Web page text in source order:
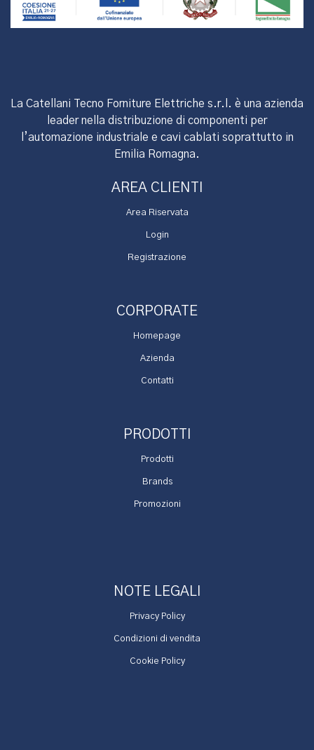
La Catellani Tecno Forniture Elettriche s.r.l. è una azienda
leader nella distribuzione di componenti per
l’automazione industriale e cavi cablati soprattutto in
Emilia Romagna.
AREA CLIENTI
Area Riservata
Login
Registrazione
CORPORATE
Homepage
Azienda
Contatti
PRODOTTI
Prodotti
Brands
Promozioni
NOTE LEGALI
Privacy Policy
Condizioni di vendita
Cookie Policy